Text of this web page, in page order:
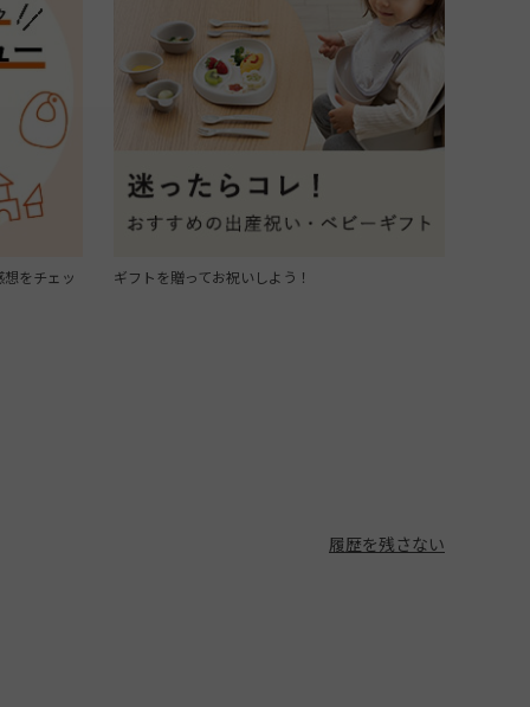
をチェッ
ギフトを贈ってお祝いしよう！
履歴を残さない